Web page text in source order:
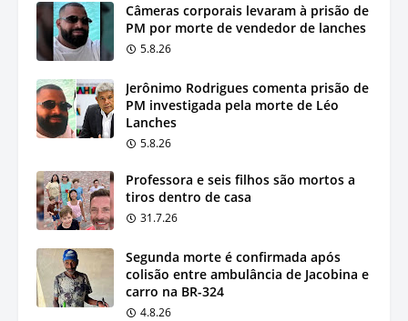
Câmeras corporais levaram à prisão de
PM por morte de vendedor de lanches
5.8.26
Jerônimo Rodrigues comenta prisão de
PM investigada pela morte de Léo
Lanches
5.8.26
Professora e seis filhos são mortos a
tiros dentro de casa
31.7.26
Segunda morte é confirmada após
colisão entre ambulância de Jacobina e
carro na BR-324
4.8.26